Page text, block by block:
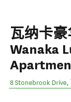
瓦纳卡
Wanaka
8 Stonebrook Drive,